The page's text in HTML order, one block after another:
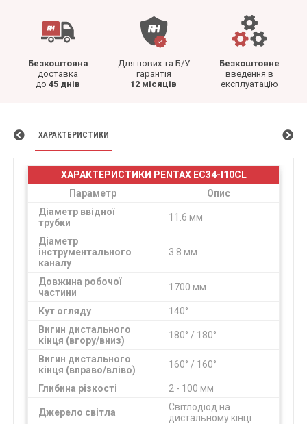
Безкоштовна
доставка
до 45 днів
Для нових та Б/У
гарантія
12 місяців
Безкоштовне
введення в
експлуатацію
ХАРАКТЕРИСТИКИ
ХАРАКТЕРИСТИКИ PENTAX EC34-I10CL
Параметр
Опис
Діаметр ввідної
трубки
11.6 мм
Діаметр
інструментального
каналу
3.8 мм
Довжина робочої
частини
1700 мм
Кут огляду
140°
Вигин дистального
кінця (вгору/вниз)
180° / 180°
Вигин дистального
кінця (вправо/вліво)
160° / 160°
Глибина різкості 2 - 100 мм
Джерело світла
Світлодіод на
дистальному кінці